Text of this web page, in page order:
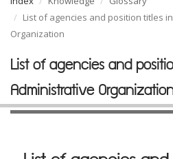
List of agencies and position titles
Organization
List of agencies and
Administrative